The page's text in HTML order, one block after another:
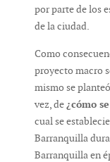
por parte de los
de la ciudad.
Como
proyecto macro
mismo se
vez, de¿cómo
cual se
Barranquilla
Barranquilla en